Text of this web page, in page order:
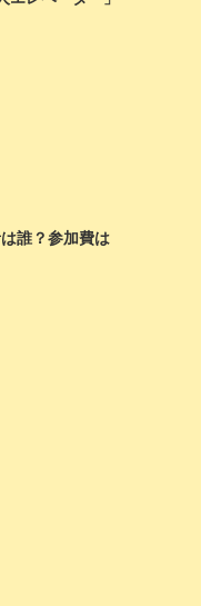
誰？参加費は